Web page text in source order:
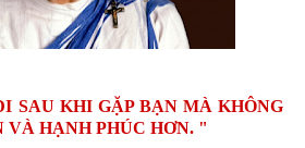
SAU KHI GẶP BẠN MÀ KHÔNG
VÀ HẠNH PHÚC HƠN. "